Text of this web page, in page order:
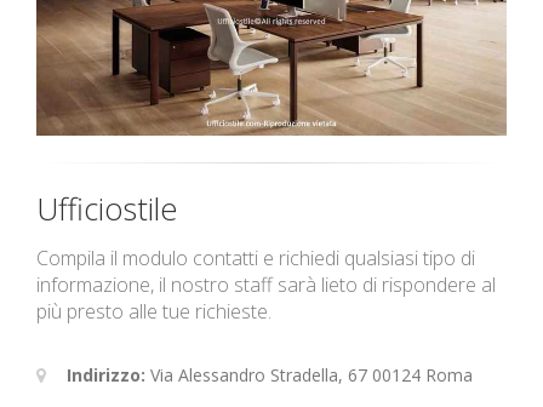
Ufficiostile
Compila il modulo contatti e richiedi qualsiasi tipo di
informazione, il nostro staff sarà lieto di rispondere al
più presto alle tue richieste.
Indirizzo: Via Alessandro Stradella, 67 00124 Roma